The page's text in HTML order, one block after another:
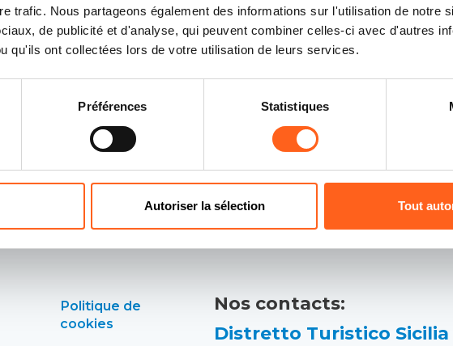
trafic. Nous partageons également des informations sur l'utilisation de notre
de publicité et d'analyse, qui peuvent combiner celles-ci avec d'autres
qu'ils ont collectées lors de votre utilisation de leurs services.
Préférences Statistiques
Autoriser la sélection Tout
HOTEL PERLA GAIA
Politique de
cookies
Nos contacts:
Distretto Turistico Sicilia